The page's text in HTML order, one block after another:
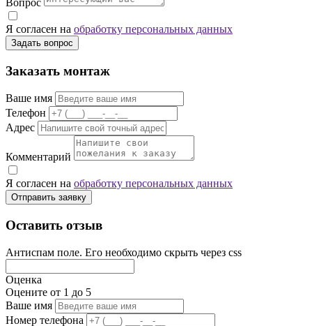
Я согласен на обработку персональных данных
Задать вопрос
Заказать монтаж
Ваше имя
Телефон
Адрес
Комментарий
Я согласен на обработку персональных данных
Отправить заявку
Оставить отзыв
Антиспам поле. Его необходимо скрыть через css
Оценка
Оцените от 1 до 5
Ваше имя
Номер телефона